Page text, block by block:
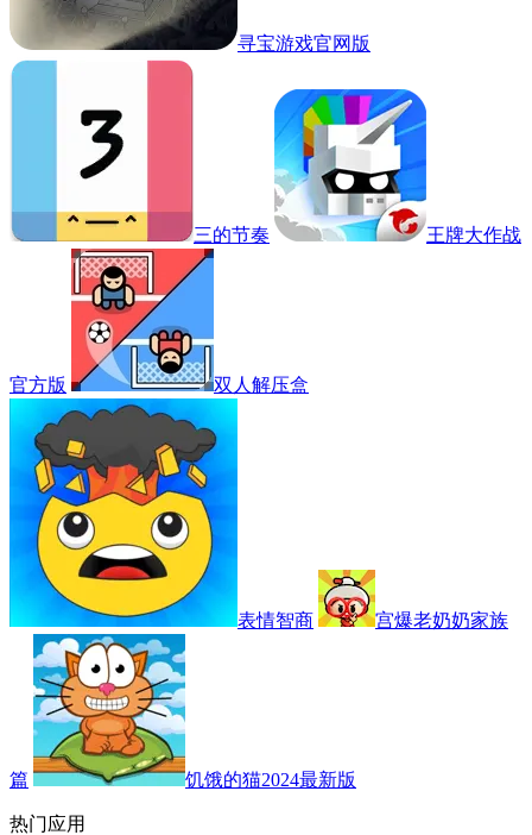
寻宝游戏官网版
三的节奏 王牌大作战
官方版 双人解压盒
表情智商 宫爆老奶奶家族
篇 饥饿的猫2024最新版
热门应用